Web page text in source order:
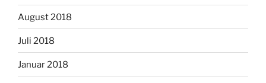
August 2018
Juli 2018
Januar 2018